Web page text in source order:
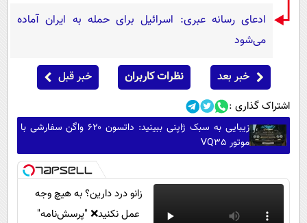
ادعای رسانه عبری: اسرائیل برای حمله به ایران آماده
می‌شود
خبر بعد نظرات کاربران خبر قبل
اشتراک گذاری :
زیبایی به سبک ژاپنی ببینید: داتسون ۶۲۰ واگن سفارشی با
موتور VQ35
زانو درد دارین؟ به هیچ وجه
عمل نکنید❌ "پرسش‌نامه"